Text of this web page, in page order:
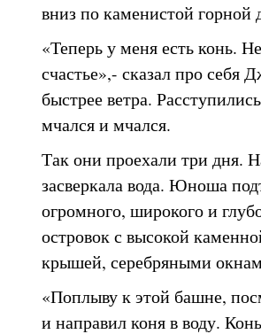
вниз по каменистой горной
«Теперь у меня есть конь.
счастье»,- сказал про
быстрее ветра.
мчался и мчался.
Так они проехали три дня.
засверкала вода. Юноша
огромного, широкого и
островок с высокой
крышей, серебряными
«Поплыву к этой башне,
и направил коня в воду.